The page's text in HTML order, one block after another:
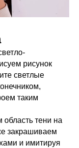
рисунок
светлые
таким
тени на
закрашиваем
и имитируя